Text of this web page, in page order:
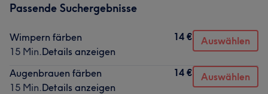
Passende Suchergebnisse
Wimpern färben
15 Min.Details anzeigen
14 € Auswählen
Augenbrauen färben
15 Min.Details anzeigen
14 € Auswählen